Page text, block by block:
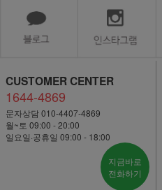
CUSTOMER CENTER
1644-4869
문자상담 010-4407-4869
월~토 09:00 - 20:00
일요일·공휴일 09:00 - 18:00
지금바로
전화하기